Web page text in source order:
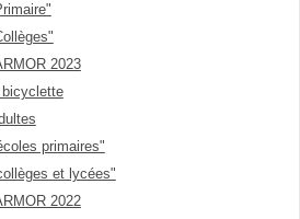
2023
bicyclette
primaires"
et lycées"
2022